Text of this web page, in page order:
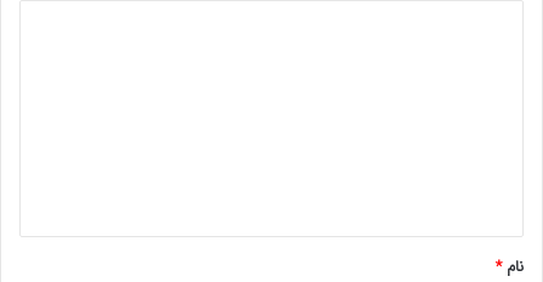
*
نام*